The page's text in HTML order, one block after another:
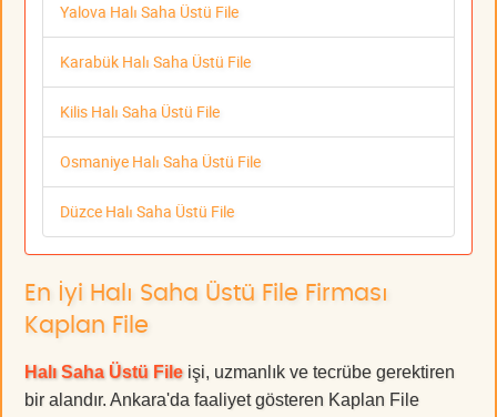
Yalova Halı Saha Üstü File
Karabük Halı Saha Üstü File
Kilis Halı Saha Üstü File
Osmaniye Halı Saha Üstü File
Düzce Halı Saha Üstü File
En İyi Halı Saha Üstü File Firması
Kaplan File
Halı Saha Üstü Fileişi, uzmanlık ve tecrübe gerektiren
bir alandır. Ankara'da faaliyet gösteren Kaplan File